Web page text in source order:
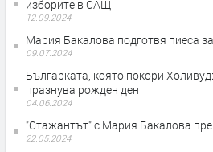
изборите в САЩ
12.09.2024
Мария Бакалова подготвя пиеса
09.07.2024
Българката, която покори
празнува рожден ден
04.06.2024
"Стажантът" с Мария Бакалова
22.05.2024